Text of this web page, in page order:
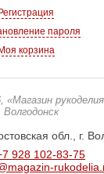
пароля
корзина
, «Магазин
Волгодонск
обл., г.
928 102-83-75